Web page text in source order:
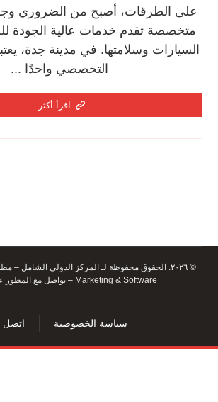
على الطرقات، أصبح من الضروري
متخصصة تقدم خدمات عالية الجودة
السيارات وسلامتها. في مدينة جدة،
التخصصي واحدًا ...
اقرأ أكثر
© ٢٠٢٦. الحقوق محفوظة لـ المركز الدولي الشامل – مطور الموقع:
Marketing & Software
– تواصل مع المطور
اتصل سياسة الخصوصية